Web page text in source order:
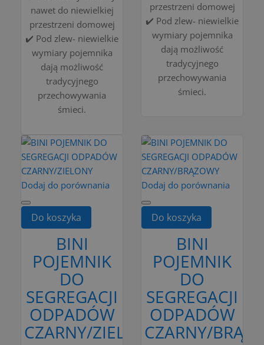
nawet do niewielkiej
przestrzeni domowej
✔️ Pod zlew- niewielkie
wymiary pojemnika
dają możliwość
tradycyjnego
przechowywania
śmieci.
przestrzeni domowej
✔️ Pod zlew- niewielkie
wymiary pojemnika
dają możliwość
tradycyjnego
przechowywania
śmieci.
Dodaj do porównania
Do koszyka
BINI
POJEMNIK
DO
SEGREGACJI
ODPADÓW
CZARNY/ZIELONY
Dodaj do porównania
Do koszyka
BINI
POJEMNIK
DO
SEGREGACJI
ODPADÓW
CZARNY/